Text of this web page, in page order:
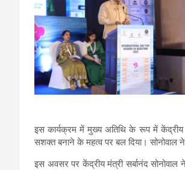
इस कार्यक्रम में मुख्य अतिथि के रूप में केंद्रीय
सशक्त बनाने के महत्व पर बल दिया। सोनोवाल
इस अवसर पर केंद्रीय मंत्री सर्बानंद सोनोवाल